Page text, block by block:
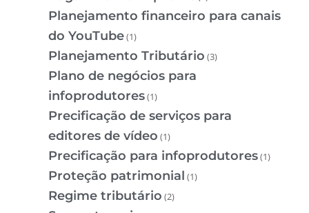
Planejamento financeiro para canais
do YouTube(1)
Planejamento Tributário (3)
Plano de negócios para
infoprodutores(1)
Precificação de serviços para
editores de vídeo (1)
Precificação para infoprodutores(1)
Proteção patrimonial (1)
Regime tributário (2)